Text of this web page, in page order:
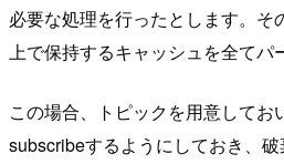
必要な処理を行ったとします。そ
上で保持するキャッシュを全てパ
この場合、トピックを用意してお
subscribeするようにしておき、